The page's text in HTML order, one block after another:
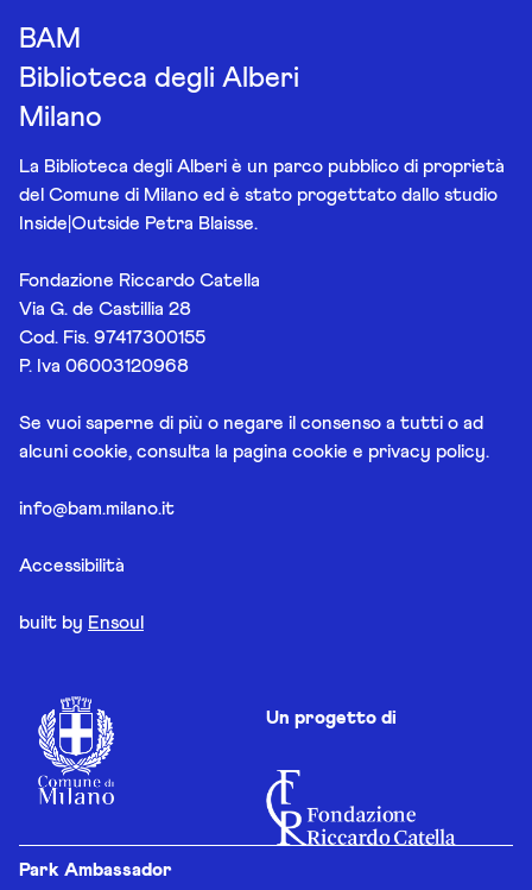
BAM
Biblioteca degli Alberi
Milano
La Biblioteca degli Alberi è un parco pubblico di proprietà
del Comune di Milano ed è stato progettato dallo studio
Inside|Outside Petra Blaisse.
Fondazione Riccardo Catella
Via G. de Castillia 28
Cod. Fis. 97417300155
P. Iva 06003120968
Se vuoi saperne di più o negare il consenso a tutti o ad
alcuni cookie, consulta la pagina cookie e privacy policy.
info@bam.milano.it
Accessibilità
built by Ensoul
Un progetto di
Park Ambassador